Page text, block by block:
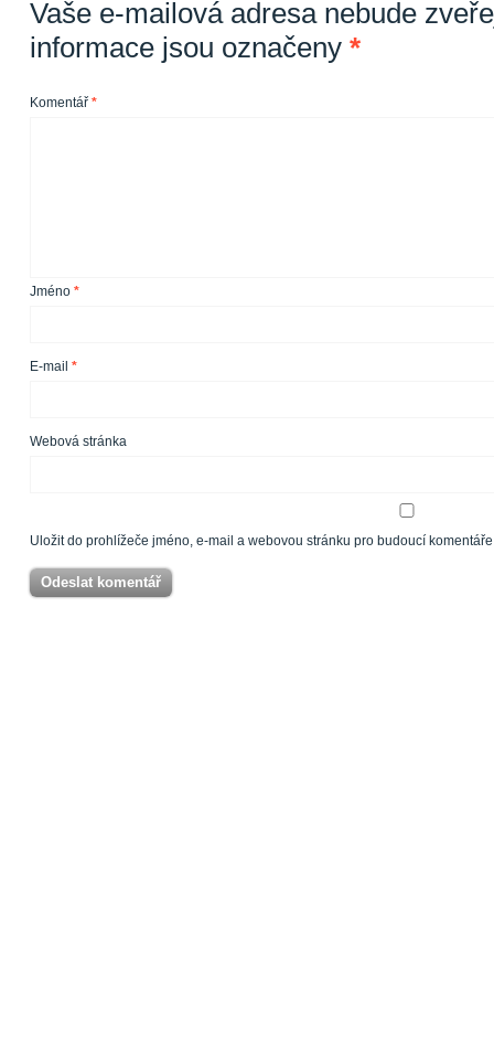
Vaše e-mailová adresa nebude
informace jsou označeny *
Komentář *
Jméno *
E-mail *
Webová stránka
Uložit do prohlížeče jméno, e-mail a webovou stránku pro budoucí